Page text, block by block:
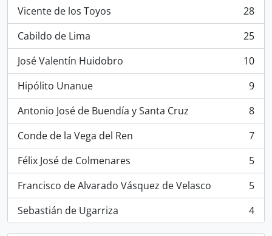
Vicente de los Toyos
, 28 results
28
Cabildo de Lima
, 25 results
25
José Valentín Huidobro
, 10 results
10
Hipólito Unanue
, 9 results
9
Antonio José de Buendía y Santa Cruz
, 8 results
8
Conde de la Vega del Ren
, 7 results
7
Félix José de Colmenares
, 5 results
5
Francisco de Alvarado Vásquez de Velasco
, 5 results
5
Sebastián de Ugarriza
, 4 results 4